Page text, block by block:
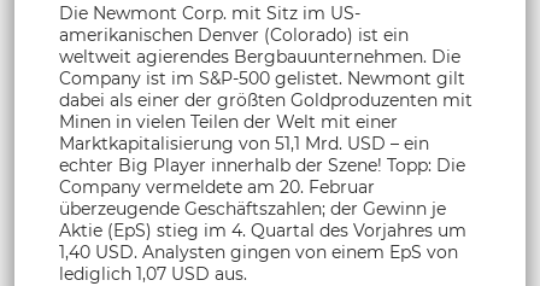
Die Newmont Corp. mit Sitz im US-
amerikanischen Denver (Colorado) ist ein
weltweit agierendes Bergbauunternehmen. Die
Company ist im S&P-500 gelistet. Newmont gilt
dabei als einer der größten Goldproduzenten mit
Minen in vielen Teilen der Welt mit einer
Marktkapitalisierung von 51,1 Mrd. USD – ein
echter Big Player innerhalb der Szene! Topp: Die
Company vermeldete am 20. Februar
überzeugende Geschäftszahlen; der Gewinn je
Aktie (EpS) stieg im 4. Quartal des Vorjahres um
1,40 USD. Analysten gingen von einem EpS von
lediglich 1,07 USD aus.